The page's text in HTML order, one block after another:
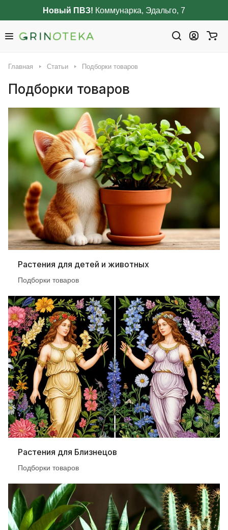
Новый ПВЗ! Коммунарка, Эдальго, 7
Главная Статьи Подборки товаров
Подборки товаров
Растения для детей и животных
Подборки товаров
Растения для Близнецов
Подборки товаров